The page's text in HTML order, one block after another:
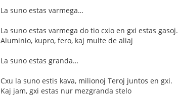
La suno estas varmega…
La suno estas varmega do tio cxio en gxi estas gasoj.
Aluminio, kupro, fero, kaj multe de aliaj
La suno estas granda…
Cxu la suno estis kava, milionoj Teroj juntos en gxi.
Kaj jam, gxi estas nur mezgranda stelo